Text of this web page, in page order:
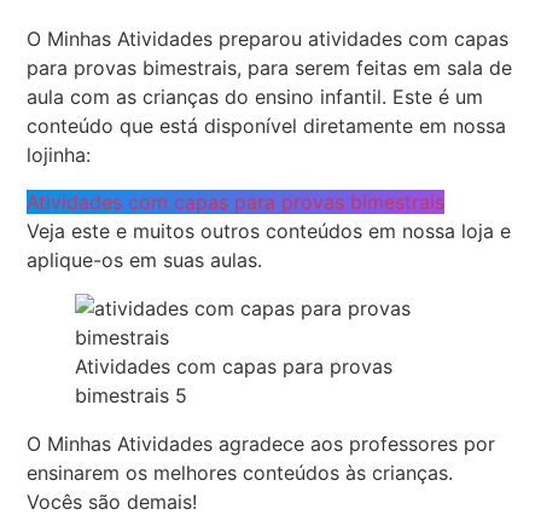
O Minhas Atividades preparou atividades com capas
para provas bimestrais, para serem feitas em sala de
aula com as crianças do ensino infantil. Este é um
conteúdo que está disponível diretamente em nossa
lojinha:
Atividades com capas para provas bimestrais
Veja este e muitos outros conteúdos em nossa loja e
aplique-os em suas aulas.
Atividades com capas para provas
bimestrais 5
O Minhas Atividades agradece aos professores por
ensinarem os melhores conteúdos às crianças.
Vocês são demais!